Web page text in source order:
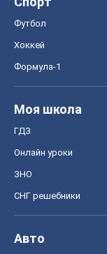
Футбол
Хоккей
Формула-1
Моя школа
ГДЗ
Онлайн уроки
ЗНО
СНГ решебники
Авто